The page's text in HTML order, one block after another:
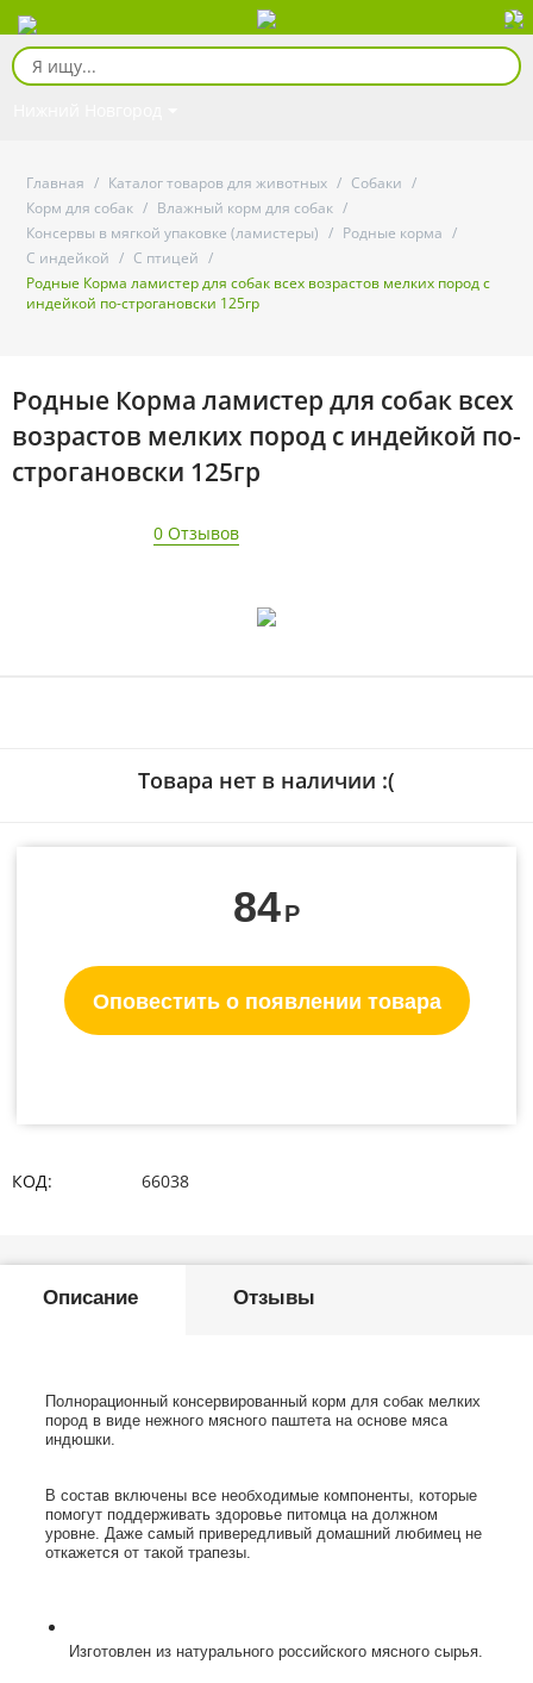
Главная / Каталог товаров для животных / Собаки /
Корм для собак / Влажный корм для собак /
Консервы в мягкой упаковке (ламистеры) / Родные корма /
С индейкой / С птицей /
Родные Корма ламистер для собак всех возрастов мелких пород с
индейкой по-строгановски 125гр
Родные Корма ламистер для собак всех
возрастов мелких пород с индейкой по-
строгановски 125гр
0 Отзывов
Товара нет в наличии :(
84Р
Оповестить о появлении товара
КОД: 66038
Описание Отзывы
Полнорационный консервированный корм для собак мелких
пород в виде нежного мясного паштета на основе мяса
индюшки.
В состав включены все необходимые компоненты, которые
помогут поддерживать здоровье питомца на должном
уровне. Даже самый привередливый домашний любимец не
откажется от такой трапезы.
Изготовлен из натурального российского мясного сырья.